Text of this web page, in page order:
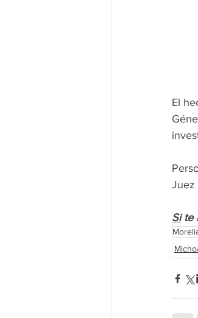
El
Juez
Si te